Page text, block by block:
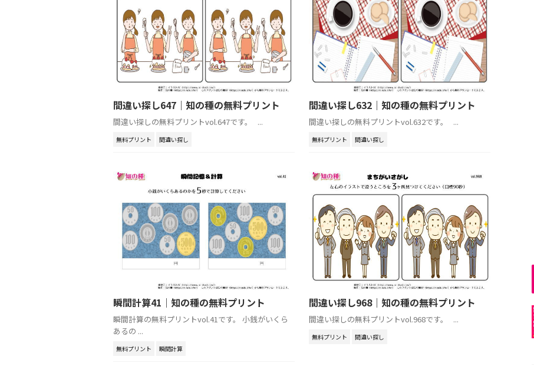
間違い探し647｜知の種の無料プリント
間違い探しの無料プリントvol.647です。 ...
無料プリント 間違い探し
間違い探し632｜知の種の無料プリント
間違い探しの無料プリントvol.632です。 ...
無料プリント 間違い探し
瞬間計算41｜知の種の無料プリント
瞬間計算の無料プリントvol.41です。 小銭がいくら
あるの ...
無料プリント 瞬間計算
間違い探し968｜知の種の無料プリント
間違い探しの無料プリントvol.968です。 ...
無料プリント 間違い探し